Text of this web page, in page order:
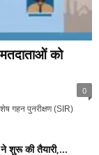
को
0
गहन पुनरीक्षण (SIR)
शुरू की तैयारी,...